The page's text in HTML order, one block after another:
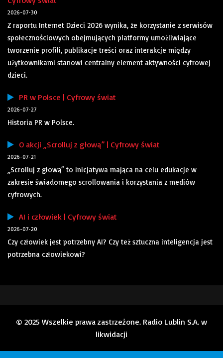
2026-07-30
Z raportu Internet Dzieci 2026 wynika, że korzystanie z serwisów
społecznościowych obejmujących platformy umożliwiające
tworzenie profili, publikacje treści oraz interakcje między
użytkownikami stanowi centralny element aktywności cyfrowej
dzieci.
PR w Polsce | Cyfrowy świat
2026-07-27
Historia PR w Polsce.
O akcji „Scrolluj z głową” | Cyfrowy świat
2026-07-21
„Scrolluj z głową” to inicjatywa mająca na celu edukacje w
zakresie świadomego scrollowania i korzystania z mediów
cyfrowych.
AI i człowiek | Cyfrowy świat
2026-07-20
Czy człowiek jest potrzebny AI? Czy też sztuczna inteligencja jest
potrzebna człowiekowi?
© 2025 Wszelkie prawa zastrzeżone. Radio Lublin S.A. w
likwidacji